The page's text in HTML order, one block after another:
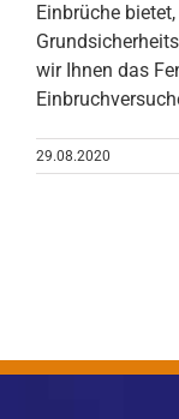
Einbrüche
wir Ihnen das
29.08.2020